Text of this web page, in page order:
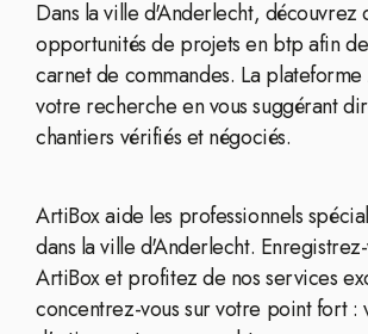
Dans la ville d'Anderlecht, découvrez
opportunités de projets en btp afin
carnet de commandes. La
votre recherche en vous suggérant
chantiers vérifiés et négociés.
ArtiBox aide les professionnels
dans la ville d'Anderlecht.
ArtiBox et profitez de nos services
concentrez-vous sur votre point fort :